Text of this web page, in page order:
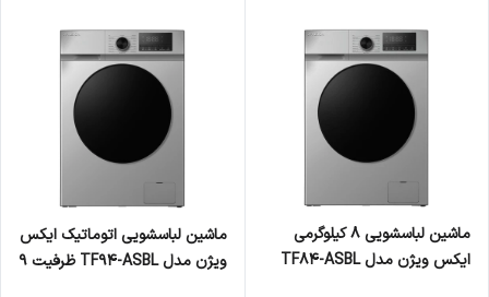
ماشین لباسشویی 8 کیلوگرمی
ایکس ویژن مدل TF84-ASBL
ماشین لباسشویی اتوماتیک ایکس
ویژن مدل TF94-ASBL ظرفیت 9